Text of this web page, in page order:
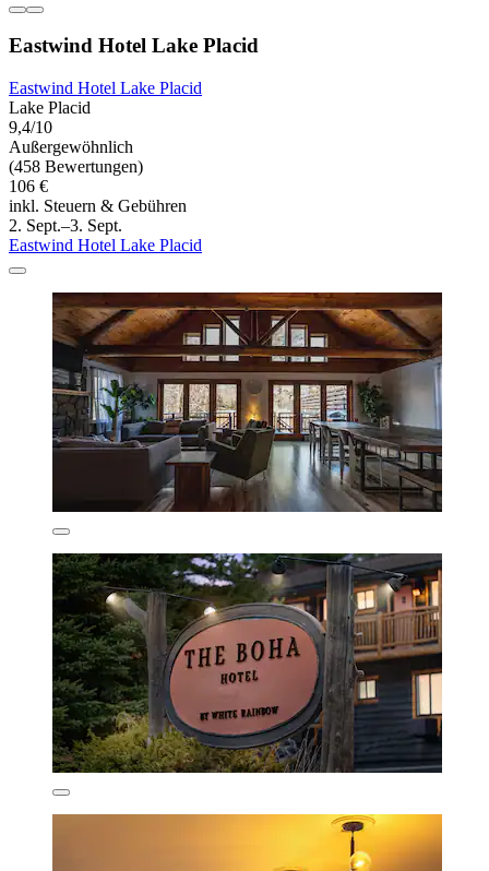
Eastwind Hotel Lake Placid
Eastwind Hotel Lake Placid
Lake Placid
9,4/10
Außergewöhnlich
(458 Bewertungen)
106 €
inkl. Steuern & Gebühren
2. Sept.–3. Sept.
Eastwind Hotel Lake Placid